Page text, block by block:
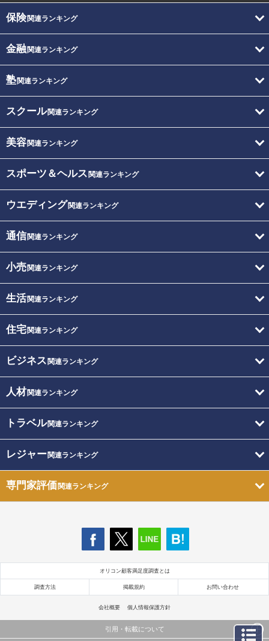
保険関連ランキング
金融関連ランキング
塾関連ランキング
スクール関連ランキング
美容関連ランキング
スポーツ＆ヘルス 関連ランキング
ウエディング関連ランキング
通信関連ランキング
小売関連ランキング
生活関連ランキング
住宅関連ランキング
ビジネス 関連ランキング
人材関連ランキング
トラベル関連ランキング
レジャー関連ランキング
専門家評価関連ランキング
オリコン顧客満足度調査とは
調査方法 掲載規約 お問い合わせ
会社概要 個人情報保護方針
引用・転載について